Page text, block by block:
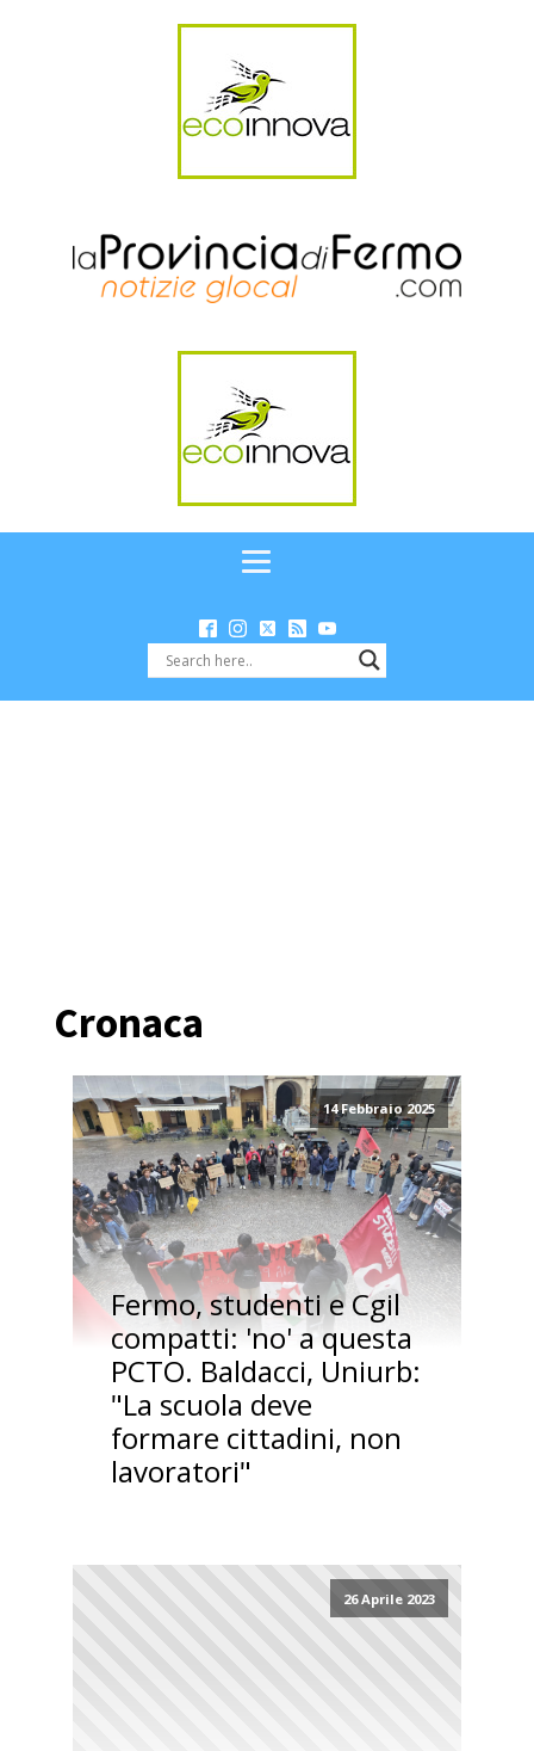
Cronaca
14 Febbraio 2025
Fermo, studenti e Cgil
compatti: 'no' a questa
PCTO. Baldacci, Uniurb:
"La scuola deve
formare cittadini, non
lavoratori"
26 Aprile 2023